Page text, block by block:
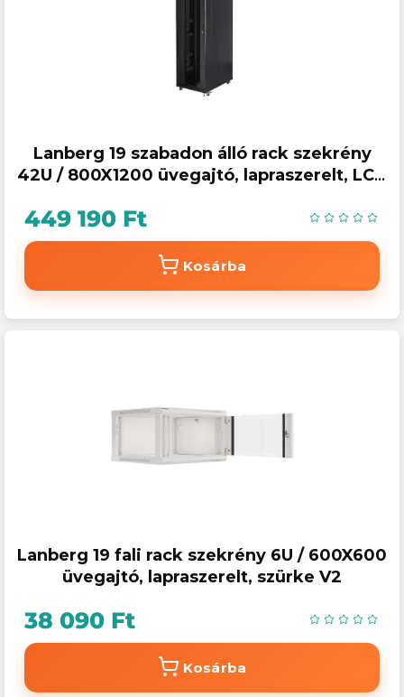
Lanberg 19 szabadon álló rack szekrény
42U / 800X1200 üvegajtó, lapraszerelt, LCD
449 190 Ft
Kosárba
Lanberg 19 fali rack szekrény 6U / 600X600
üvegajtó, lapraszerelt, szürke V2
38 090 Ft
Kosárba